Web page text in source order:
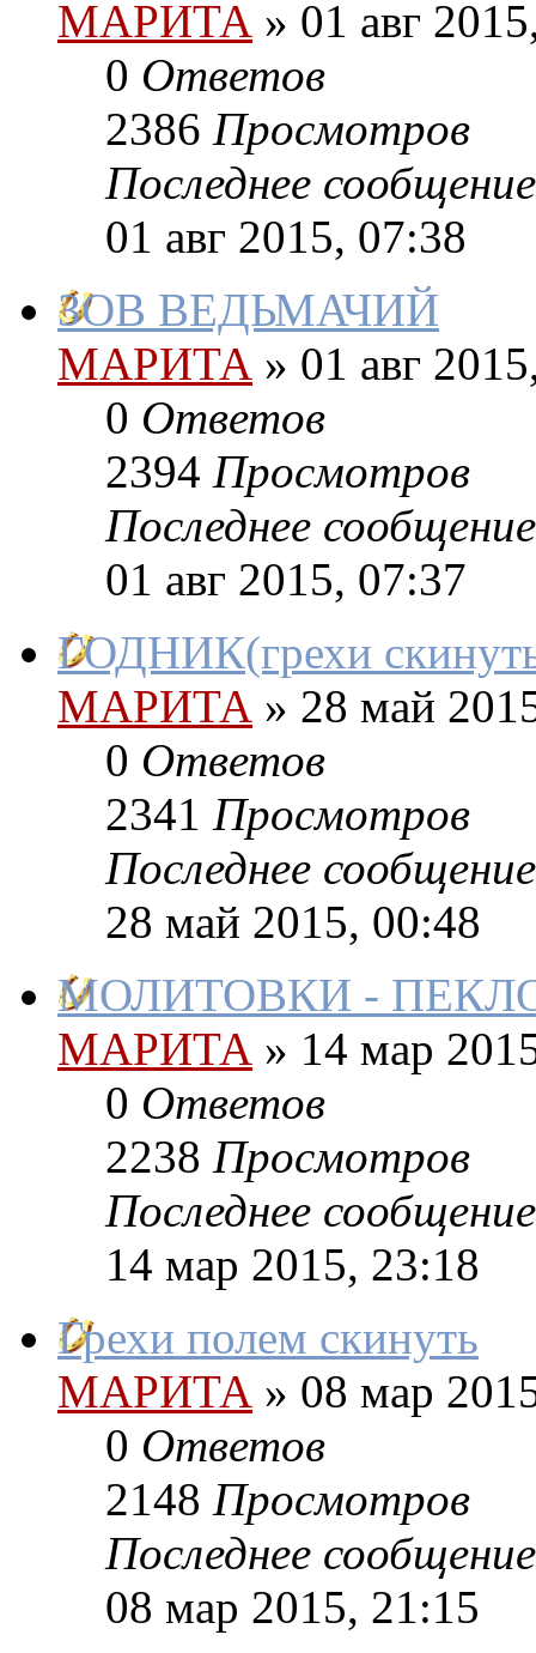
МАРИТА » 01 авг
0 Ответов
2386 Просмотров
Последнее сообщение
01 авг 2015, 07:38
ЗОВ ВЕДЬМАЧИЙ
МАРИТА » 01 авг
0 Ответов
2394 Просмотров
Последнее сообщение
01 авг 2015, 07:37
ГОДНИК(грехи
МАРИТА » 28 май
0 Ответов
2341 Просмотров
Последнее сообщение
28 май 2015, 00:48
МОЛИТОВКИ -
МАРИТА » 14 мар
0 Ответов
2238 Просмотров
Последнее сообщение
14 мар 2015, 23:18
Грехи полем скинуть
МАРИТА » 08 мар
0 Ответов
2148 Просмотров
Последнее сообщение
08 мар 2015, 21:15